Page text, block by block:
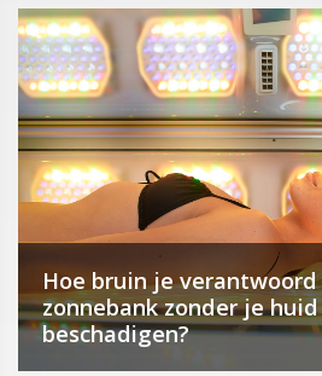
Hoe bruin je
zonnebank zonder je
beschadigen?